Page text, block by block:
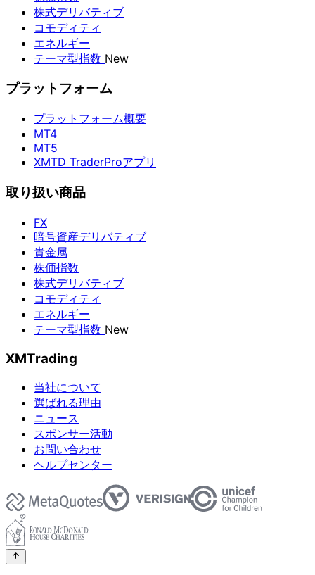
株式デリバティブ
コモディティ
エネルギー
テーマ型指数 New
プラットフォーム
プラットフォーム概要
MT4
MT5
XMTD TraderProアプリ
取り扱い商品
FX
暗号資産デリバティブ
貴金属
株価指数
株式デリバティブ
コモディティ
エネルギー
テーマ型指数 New
XMTrading
当社について
選ばれる理由
ニュース
スポンサー活動
お問い合わせ
ヘルプセンター